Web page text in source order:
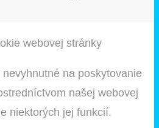
webovej stránky
na poskytovanie
našej webovej
niektorých jej funkcií.